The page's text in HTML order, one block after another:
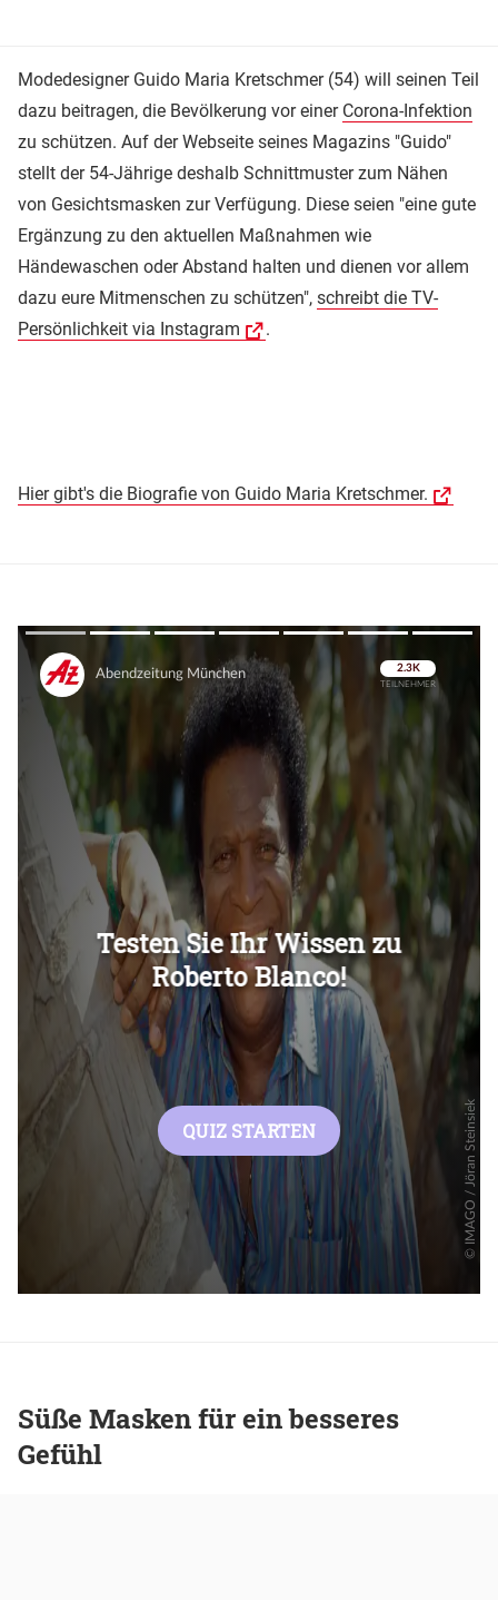
Modedesigner Guido Maria Kretschmer (54) will seinen Teil
dazu beitragen, die Bevölkerung vor einer Corona-Infektion
zu schützen. Auf der Webseite seines Magazins "Guido"
stellt der 54-Jährige deshalb Schnittmuster zum Nähen
von Gesichtsmasken zur Verfügung. Diese seien "eine gute
Ergänzung zu den aktuellen Maßnahmen wie
Händewaschen oder Abstand halten und dienen vor allem
dazu eure Mitmenschen zu schützen", schreibt die TV-
Persönlichkeit via Instagram
.
Hier gibt's die Biografie von Guido Maria Kretschmer.
Überspringen
Überspringen
Süße Masken für ein besseres
Gefühl